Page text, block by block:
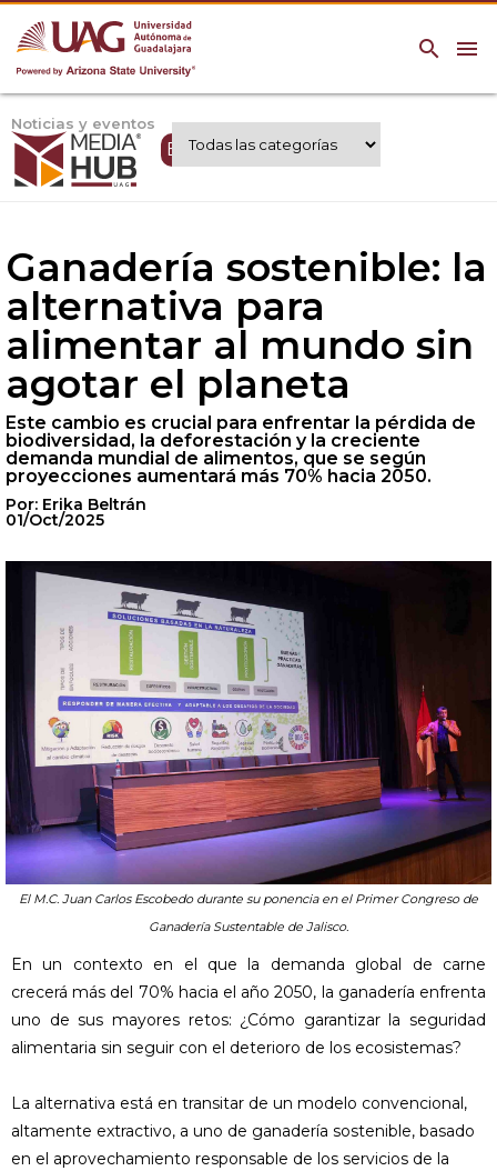
menu
search
Noticias y eventos
Expertos UAG
Ganadería sostenible: la
alternativa para
alimentar al mundo sin
agotar el planeta
Este cambio es crucial para enfrentar la pérdida de
biodiversidad, la deforestación y la creciente
demanda mundial de alimentos, que se según
proyecciones aumentará más 70% hacia 2050.
Por: Erika Beltrán
01/Oct/2025
El M.C. Juan Carlos Escobedo durante su ponencia en el Primer Congreso de
Ganadería Sustentable de Jalisco.
En un contexto en el que la demanda global de carne
crecerá más del 70% hacia el año 2050, la ganadería enfrenta
uno de sus mayores retos: ¿Cómo garantizar la seguridad
alimentaria sin seguir con el deterioro de los ecosistemas?
La alternativa está en transitar de un modelo convencional,
altamente extractivo, a uno de ganadería sostenible, basado
en el aprovechamiento responsable de los servicios de la